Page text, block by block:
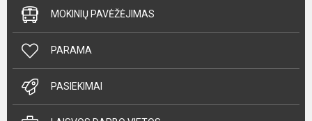
MOKINIŲ PAVĖŽĖJIMAS
PARAMA
PASIEKIMAI